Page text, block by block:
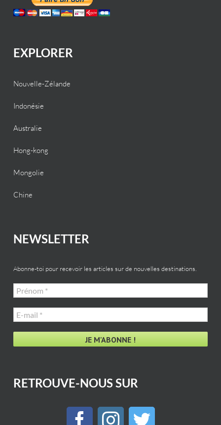
EXPLORER
Nouvelle-Zélande
Indonésie
Australie
Hong-kong
Mongolie
Chine
NEWSLETTER
Abonne-toi pour recevoir les articles sur de nouvelles destinations.
Prénom
*
E-
mail
*
RETROUVE-NOUS SUR